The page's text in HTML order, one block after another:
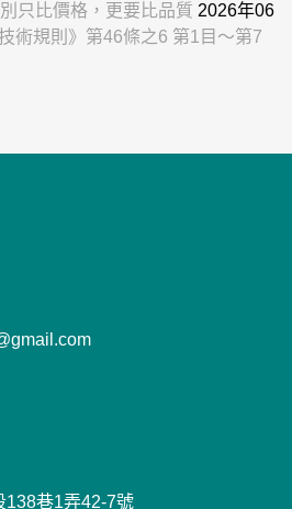
只比價格，更要比品質 2026年06
技術規則》第46條之6 第1目～第7
138巷1弄42-7號